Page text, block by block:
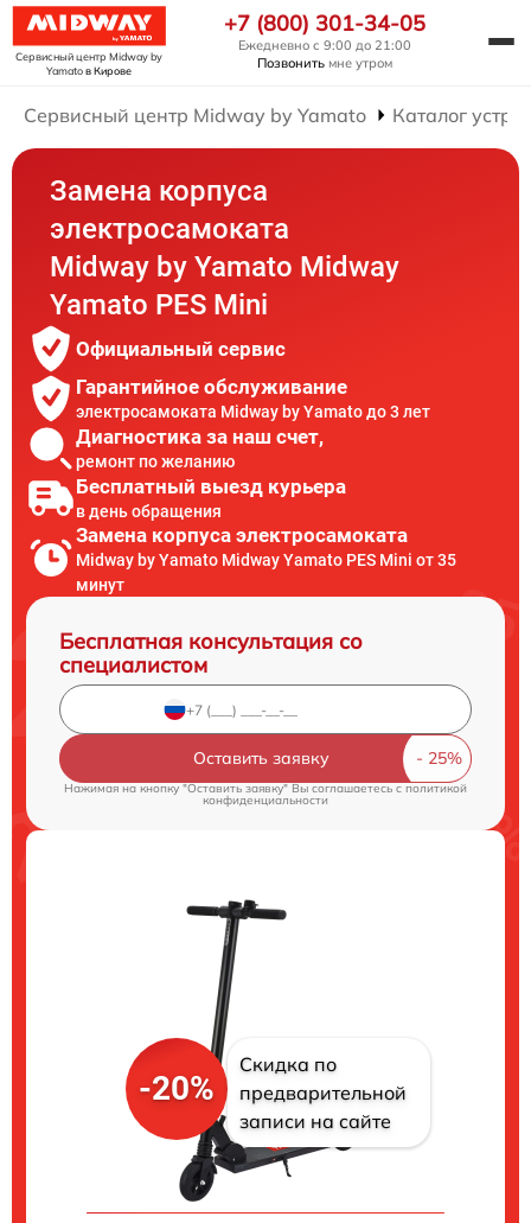
Сервисный центр Midway by
Yamatoв Кирове
+7 (800) 301-34-05
Ежедневно с 9:00 до 21:00
Позвонить мне утром
Сервисный центр Midway by Yamato Каталог
Замена корпуса
электросамоката
Midway by Yamato Midway
Yamato PES Mini
Официальный сервис
Гарантийное обслуживание
электросамоката Midway by Yamato до 3 лет
Диагностика за наш счет,
ремонт по желанию
Бесплатный выезд курьера
в день обращения
Замена корпуса электросамоката
Midway by Yamato Midway Yamato PES Mini от 35
минут
Бесплатная консультация со
специалистом
Оставить заявку
Нажимая на кнопку "Оставить заявку" Вы соглашаетесь c политикой
конфиденциальности
-20%
Скидка по
предварительной
записи на сайте